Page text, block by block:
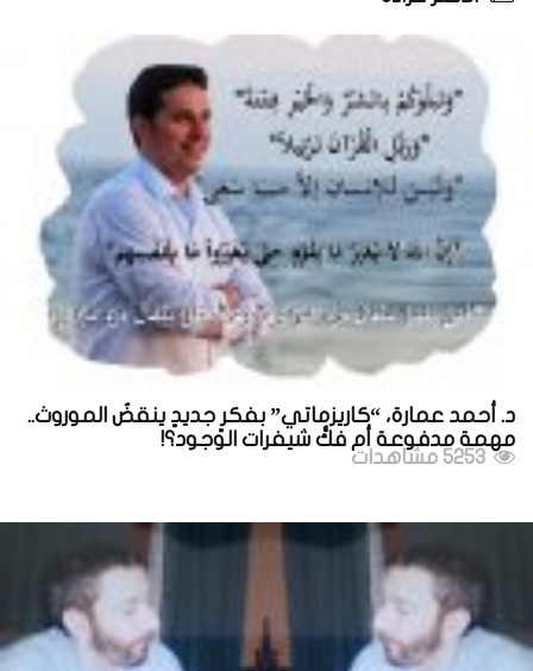
د. أحمد عمارة، “كاريزماتي” بفكرٍ جديدٍ ينقضُ الموروث..
مهمة مدفوعة أم فكُّ شيفرات الوجود؟!